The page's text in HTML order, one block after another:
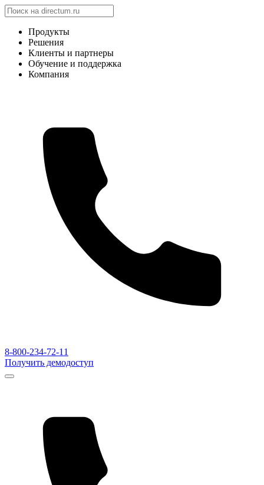
Продукты
Решения
Клиенты и партнеры
Обучение и поддержка
Компания
8-800-234-72-11
Получить демодоступ